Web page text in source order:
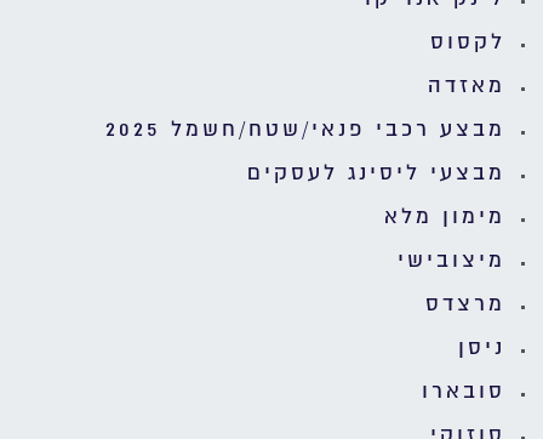
לקסוס
מאזדה
מבצע רכבי פנאי/שטח/חשמל 2025
מבצעי ליסינג לעסקים
מימון מלא
מיצובישי
מרצדס
ניסן
סובארו